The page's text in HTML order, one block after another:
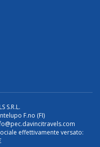
S.R.L.
F.no (FI)
effettivamente versato: